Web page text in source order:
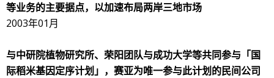
等业务的主要据点，以加速布局两岸三地市场
2003年01月
与中研院植物研究所、荣阳团队与成功大学等共同参与「国
际稻米基因定序计划」，赛亚为唯一参与此计划的民间公司